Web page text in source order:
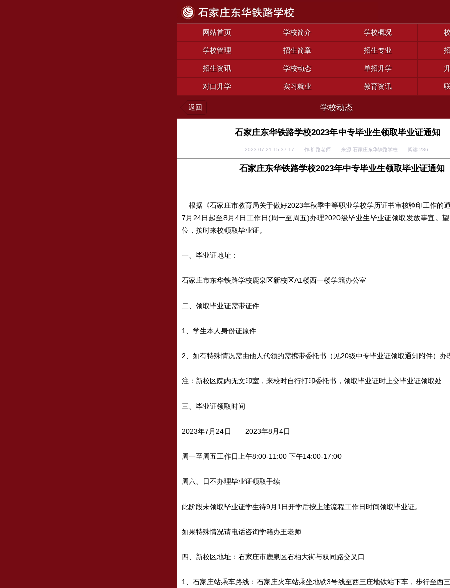
网站首页 学校简介 学校概况
学校管理 招生简章 招生专业
招生资讯 学校动态 单招升学
对口升学 实习就业 教育资讯
返回 学校动态
石家庄东华铁路学校2023年中专毕业生领取毕业证通知
2023-07-21 15:37:17 作者:路老师 来源:石家庄东华铁路学校 阅读:236
石家庄东华铁路学校2023年中专毕业生领取毕业证通知
根据《石家庄市教育局关于做好2023年秋季中等职业学校学历证书审核验印工作的
7月24日起至8月4日工作日(周一至周五)办理2020级毕业生毕业证领取发放事宜。
位，按时来校领取毕业证。
一、毕业证地址：
石家庄市东华铁路学校鹿泉区新校区A1楼西一楼学籍办公室
二、领取毕业证需带证件
1、学生本人身份证原件
2、如有特殊情况需由他人代领的需携带委托书（见20级中专毕业证领取通知附件）办
注：新校区院内无文印室，来校时自行打印委托书，领取毕业证时上交毕业证领取处
三、毕业证领取时间
2023年7月24日——2023年8月4日
周一至周五工作日上午8:00-11:00 下午14:00-17:00
周六、日不办理毕业证领取手续
此阶段未领取毕业证学生待9月1日开学后按上述流程工作日时间领取毕业证。
如果特殊情况请电话咨询学籍办王老师
四、新校区地址：石家庄市鹿泉区石柏大街与双同路交叉口
1、石家庄站乘车路线：石家庄火车站乘坐地铁3号线至西三庄地铁站下车，步行至西